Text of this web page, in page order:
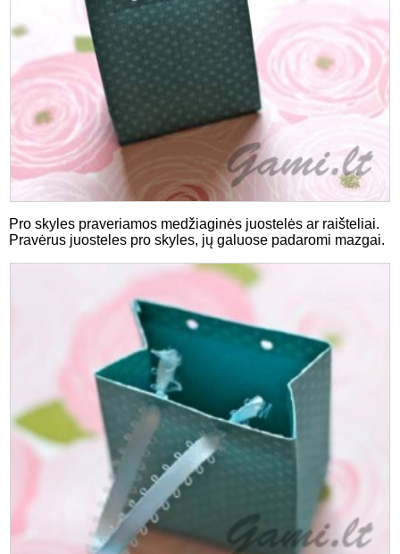
Pro skyles praveriamos medžiaginės juostelės ar raišteliai.
Pravėrus juosteles pro skyles, jų galuose padaromi mazgai.